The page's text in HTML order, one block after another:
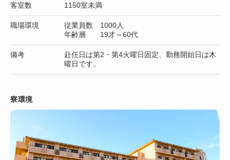
客室数 1150室未満
職場環境
従業員数 1000人
年齢層 19才～60代
備考
赴任日は第2・第4火曜日固定、勤務開始日は木
曜日です。
寮環境